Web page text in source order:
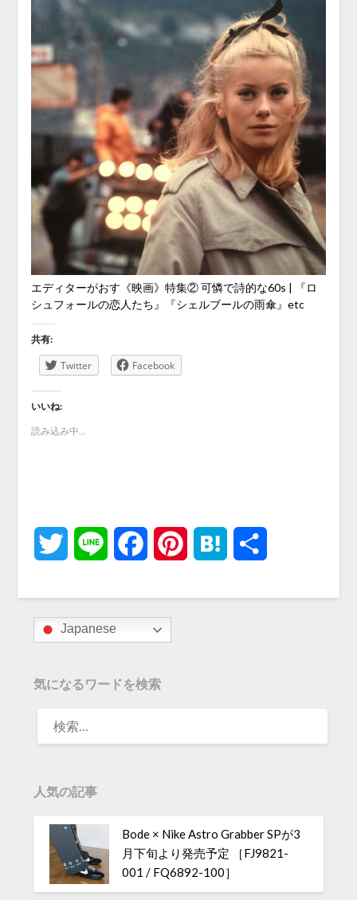
エディターがおす《映画》特集② 可憐で詩的な60s | 『ロ
シュフォールの恋人たち』『シェルブールの雨傘』etc
共有:
Twitter Facebook
いいね:
読み込み中...
Twitter Line FacebookPinterest Hatena
Japanese
気になるワードを検索
人気の記事
Bode × Nike Astro Grabber SPが3
月下旬より発売予定 ［FJ9821-
001 / FQ6892-100］